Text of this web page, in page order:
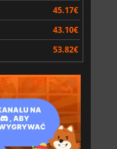
45.17€
43.10€
53.82€